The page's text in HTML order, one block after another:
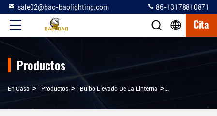
sale02@bao-baolighting.com 86-13178810871
Cita
Productos
En Casa > Productos > Bulbo Llevado De La Linterna >